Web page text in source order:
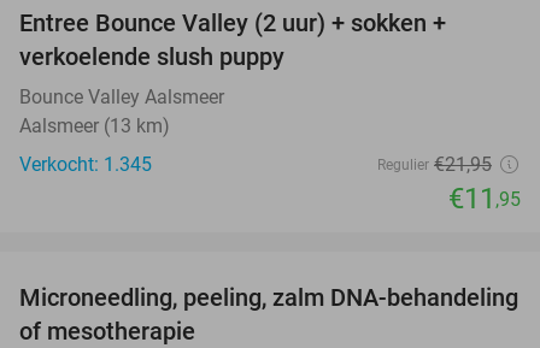
Entree Bounce Valley (2 uur) + sokken +
verkoelende slush puppy
Bounce Valley Aalsmeer
Aalsmeer (13 km)
Verkocht: 1.345
Regulier €21,95
€11 ,95
50%
Microneedling, peeling, zalm DNA-behandeling
of mesotherapie